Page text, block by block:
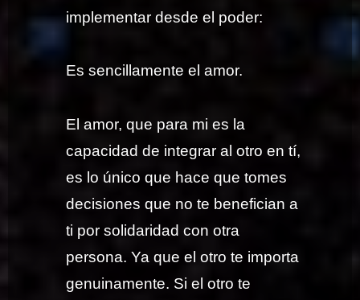
implementar desde el poder:
Es sencillamente el amor.
El amor, que para mi es la
capacidad de integrar al otro en tí,
es lo único que hace que tomes
decisiones que no te benefician a
ti por solidaridad con otra
persona. Ya que el otro te importa
genuinamente. Si el otro te